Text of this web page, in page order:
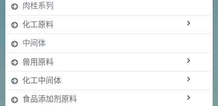
肉桂系列
化工原料
中间体
兽用原料
化工中间体
食品添加剂原料